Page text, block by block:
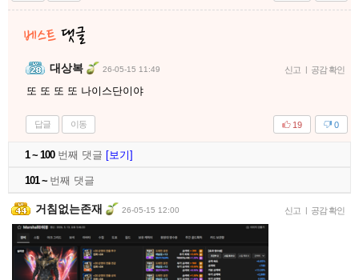
대상복 26-05-15 11:49 신고 | 공감 확인
또 또 또 또 나이스단이야
답글 이동 0
19
1 ~ 100번째 댓글 [보기]
101 ~ 번째 댓글
거침없는존재 26-05-15 12:00 신고 | 공감 확인